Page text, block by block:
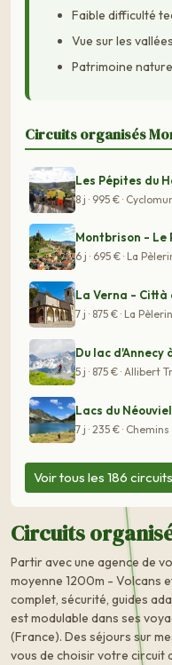
Faible difficulté
Vue sur les
Patrimoine
Circuits organisés
Les Pépites du
8 j · 995 € ·
Montbrison - Le
6 j · 695 € · La
La Verna - Città
7 j · 875 € · La
Du lac d'Annecy
5 j · 875 € · Allibert
Lacs du
7 j · 235 € ·
Voir tous les 186 circuits
Circuits
Partir avec une agence de
moyenne 1200m - Volcans
complet, sécurité, guides
est modulable dans ses
(France). Des séjours sur
vous de choisir votre circuit